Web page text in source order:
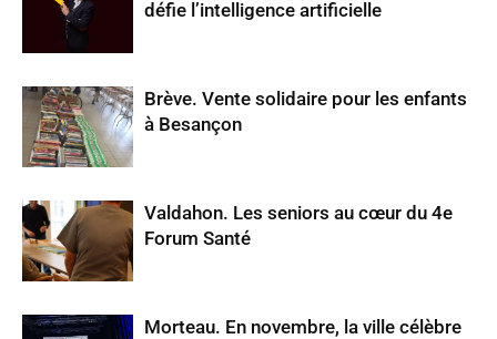
défie l’intelligence artificielle
Brève. Vente solidaire pour les enfants
à Besançon
Valdahon. Les seniors au cœur du 4e
Forum Santé
Morteau. En novembre, la ville célèbre